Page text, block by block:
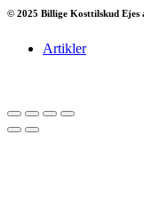
© 2025 Billige Kosttilskud
Artikler